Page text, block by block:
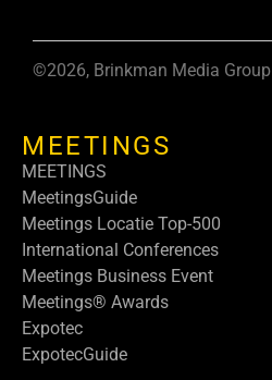
©2026, Brinkman Media Group
MEETINGS
MEETINGS
MeetingsGuide
Meetings Locatie Top-500
International Conferences
Meetings Business Event
Meetings® Awards
Expotec
ExpotecGuide